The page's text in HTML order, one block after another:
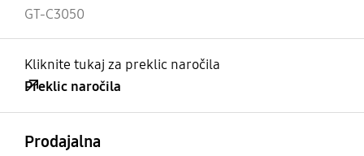
GT-C3050
Kliknite tukaj za preklic naročila
Preklic naročila
Prodajalna